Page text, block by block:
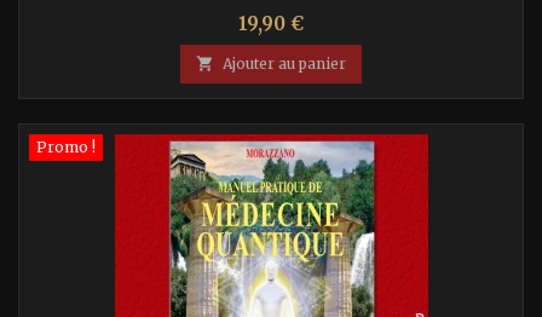
Prix
19,90 €
 Ajouter au panier
Promo !